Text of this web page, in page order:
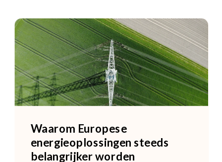
Waarom Europese
energieoplossingen steeds
belangrijker worden